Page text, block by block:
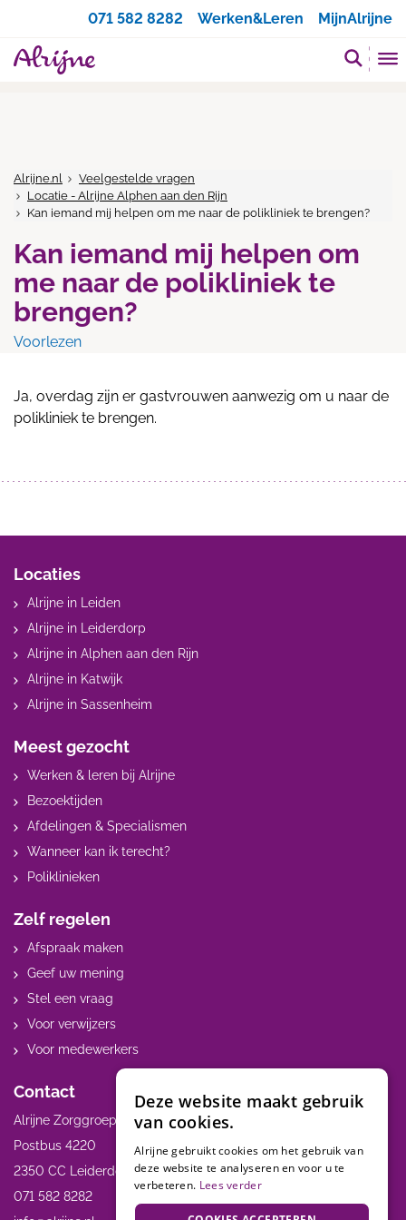
071 582 8282
Werken&Leren MijnAlrijne
Alrijne.nl
Veelgestelde vragen
Locatie - Alrijne Alphen aan den Rijn
Kan iemand mij helpen om me naar de polikliniek te brengen?
Kan iemand mij helpen om
me naar de polikliniek te
brengen?
Voorlezen
Ja, overdag zijn er gastvrouwen aanwezig om u naar de
polikliniek te brengen.
Locaties
Alrijne in Leiden
Alrijne in Leiderdorp
Alrijne in Alphen aan den Rijn
Alrijne in Katwijk
Alrijne in Sassenheim
Meest gezocht
Werken & leren bij Alrijne
Bezoektijden
Afdelingen & Specialismen
Wanneer kan ik terecht?
Poliklinieken
Zelf regelen
Afspraak maken
Geef uw mening
Stel een vraag
Voor verwijzers
Voor medewerkers
Contact
Alrijne Zorggroep
Postbus 4220
2350 CC Leiderdorp
071 582 8282
Deze website maakt gebruik
van cookies.
Alrijne gebruikt cookies om het gebruik van
deze website te analyseren en voor u te
verbeteren. Lees verder